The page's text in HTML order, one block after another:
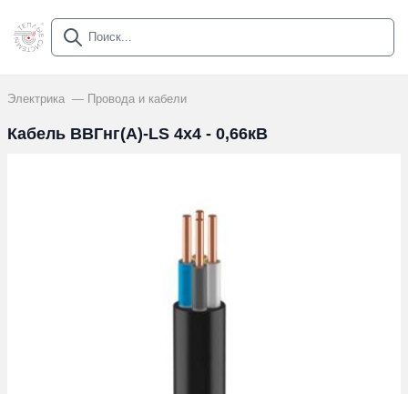
Электрика Провода и кабели
Кабель ВВГнг(А)-LS 4х4 - 0,66кВ